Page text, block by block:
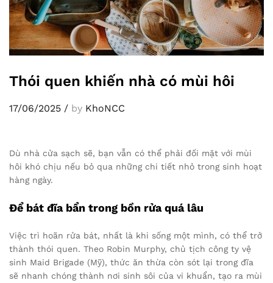
Thói quen khiến nhà có mùi hôi
17/06/2025 / by KhoNCC
Dù nhà cửa sạch sẽ, bạn vẫn có thể phải đối mặt với mùi
hôi khó chịu nếu bỏ qua những chi tiết nhỏ trong sinh hoạt
hàng ngày.
Để bát đĩa bẩn trong bồn rửa quá lâu
Việc trì hoãn rửa bát, nhất là khi sống một mình, có thể trở
thành thói quen. Theo Robin Murphy, chủ tịch công ty vệ
sinh Maid Brigade (Mỹ), thức ăn thừa còn sót lại trong đĩa
sẽ nhanh chóng thành nơi sinh sôi của vi khuẩn, tạo ra mùi